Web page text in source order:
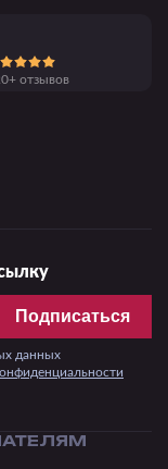
Подписаться
данных
отзывов